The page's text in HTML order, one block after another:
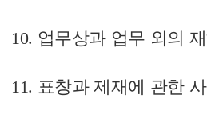
10. 업무상과 업무 외의
11. 표창과 제재에 관한